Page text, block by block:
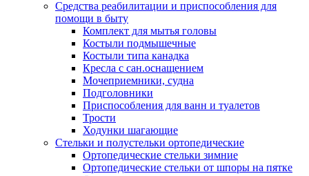
Средства реабилитации и приспособления для
помощи в быту
Комплект для мытья головы
Костыли подмышечные
Костыли типа канадка
Кресла с сан.оснащением
Мочеприемники, судна
Подголовники
Приспособления для ванн и туалетов
Трости
Ходунки шагающие
Стельки и полустельки ортопедические
Ортопедические стельки зимние
Ортопедические стельки от шпоры на пятке